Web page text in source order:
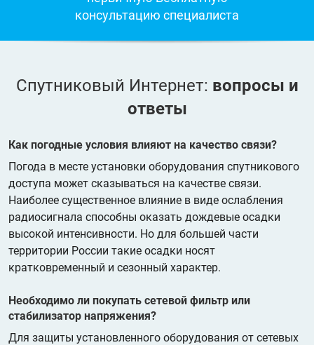
консультацию специалиста
Спутниковый Интернет: вопросы и
ответы
Как погодные условия влияют на качество связи?
Погода в месте установки оборудования спутникового
доступа может сказываться на качестве связи.
Наиболее существенное влияние в виде ослабления
радиосигнала способны оказать дождевые осадки
высокой интенсивности. Но для большей части
территории России такие осадки носят
кратковременный и сезонный характер.
Необходимо ли покупать сетевой фильтр или
стабилизатор напряжения?
Для защиты установленного оборудования от сетевых